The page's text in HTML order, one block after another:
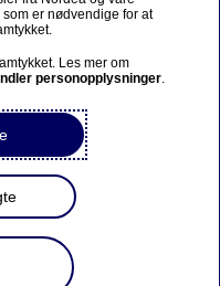
er nødvendige for at
Les mer om
personopplysninger.